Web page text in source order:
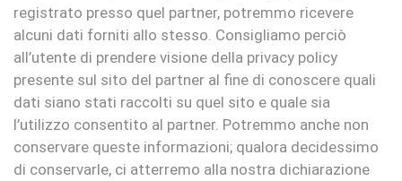
registrato presso quel partner, potremmo ricevere
alcuni dati forniti allo stesso. Consigliamo perciò
all’utente di prendere visione della privacy policy
presente sul sito del partner al fine di conoscere quali
dati siano stati raccolti su quel sito e quale sia
l’utilizzo consentito al partner. Potremmo anche non
conservare queste informazioni; qualora decidessimo
di conservarle, ci atterremo alla nostra dichiarazione